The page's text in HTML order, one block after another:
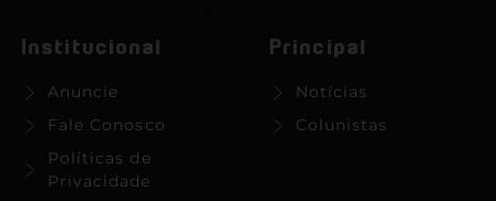
Institucional
Anuncie
Fale Conosco
Políticas de
Privacidade
Principal
Notícias
Colunistas